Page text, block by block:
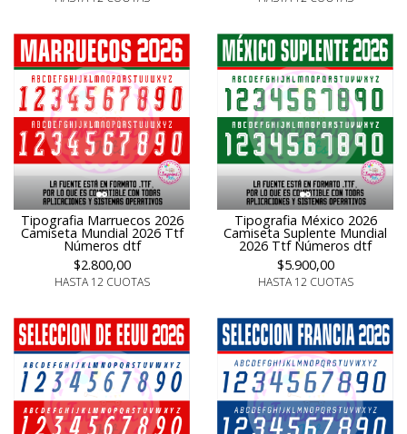
Tipografia Marruecos 2026
Camiseta Mundial 2026 Ttf
Números dtf
$2.800,00
HASTA 12 CUOTAS
Tipografia México 2026
Camiseta Suplente Mundial
2026 Ttf Números dtf
$5.900,00
HASTA 12 CUOTAS